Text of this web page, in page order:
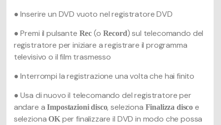
● Inserire un DVD vuoto nel registratore DVD
● Premi il pulsante Rec (o Record) sul telecomando del
registratore per iniziare a registrare il programma
televisivo o il film trasmesso
● Interrompi la registrazione una volta che hai finito
● Usa di nuovo il telecomando del registratore per
andare aImpostazioni disco, seleziona Finalizza disco e
selezionaOKper finalizzare il DVD in modo che possa